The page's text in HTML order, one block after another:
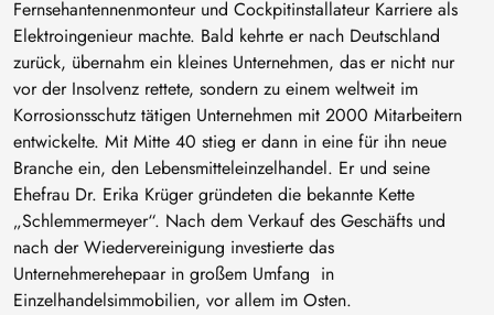
Fernsehantennenmonteur und Cockpitinstallateur Karriere als
Elektroingenieur machte. Bald kehrte er nach Deutschland
zurück, übernahm ein kleines Unternehmen, das er nicht nur
vor der Insolvenz rettete, sondern zu einem weltweit im
Korrosionsschutz tätigen Unternehmen mit 2000 Mitarbeitern
entwickelte. Mit Mitte 40 stieg er dann in eine für ihn neue
Branche ein, den Lebensmitteleinzelhandel. Er und seine
Ehefrau Dr. Erika Krüger gründeten die bekannte Kette
„Schlemmermeyer“. Nach dem Verkauf des Geschäfts und
nach der Wiedervereinigung investierte das
Unternehmerehepaar in großem Umfang in
Einzelhandelsimmobilien, vor allem im Osten.